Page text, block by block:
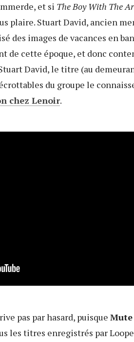
et si The Boy With The
plaire. Stuart David, ancien
des images de vacances en
de cette époque, et donc
David, le titre (au
du groupe le
chez Lenoir.
pas par hasard, puisque Mute
les titres enregistrés par